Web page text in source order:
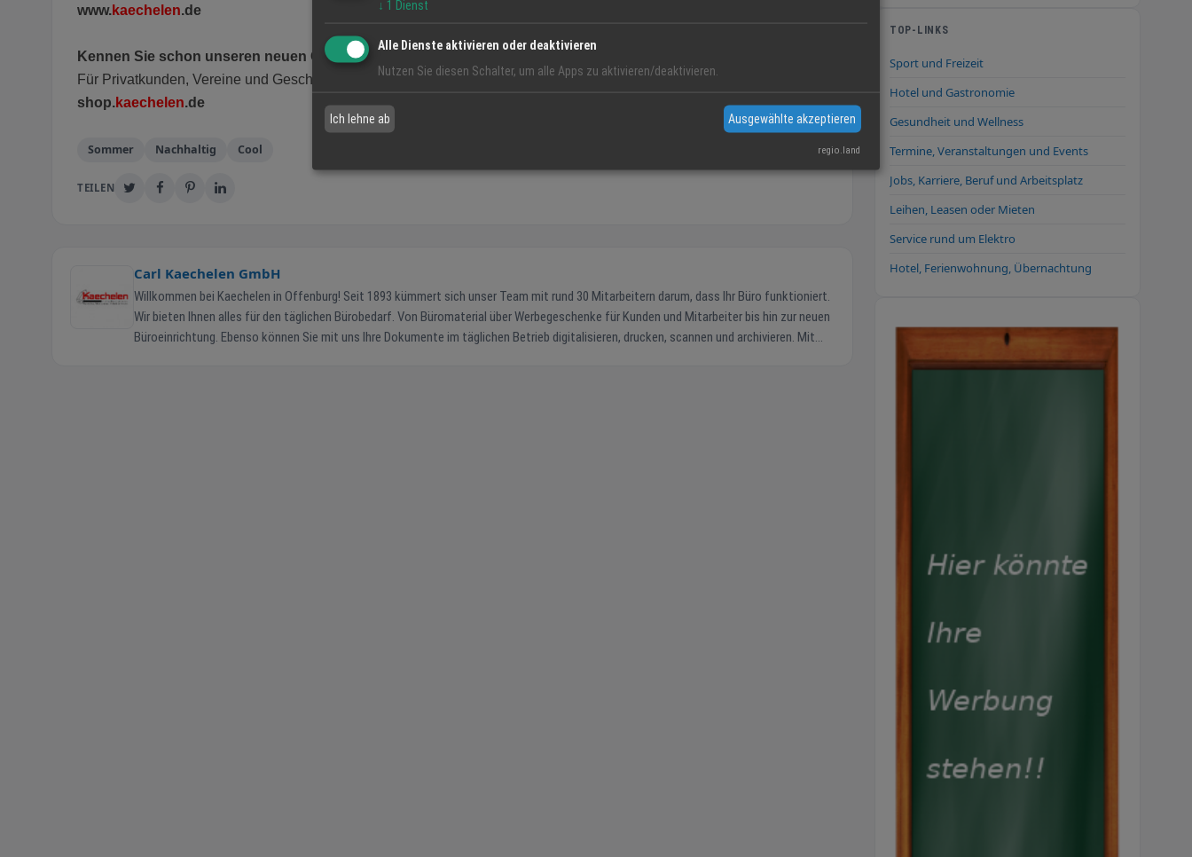
www.kaechelen.de
Kennen Sie schon unseren neuen Onlineshop?
Für Privatkunden, Vereine und Geschäftskunden
shop.kaechelen.de
Sommer Nachhaltig Cool
TEILEN
Carl Kaechelen GmbH
Willkommen bei Kaechelen in Offenburg! Seit 1893 kümmert sich unser Team mit rund 30 Mitarbeitern darum, dass Ihr Büro funktioniert.
Wir bieten Ihnen alles für den täglichen Bürobedarf. Von Büromaterial über Werbegeschenke für Kunden und Mitarbeiter bis hin zur neuen
Büroeinrichtung. Ebenso können Sie mit uns Ihre Dokumente im täglichen Betrieb digitalisieren, drucken, scannen und archivieren. Mit
TOP-LINKS
Sport und Freizeit
Hotel und Gastronomie
Gesundheit und Wellness
Termine, Veranstaltungen und Events
Jobs, Karriere, Beruf und Arbeitsplatz
Leihen, Leasen oder Mieten
Service rund um Elektro
Hotel, Ferienwohnung, Übernachtung
↓ 1 Dienst
Alle Dienste aktivieren oder deaktivieren
Nutzen Sie diesen Schalter, um alle Apps zu aktivieren/deaktivieren.
Ich lehne ab Ausgewählte akzeptieren
regio.land